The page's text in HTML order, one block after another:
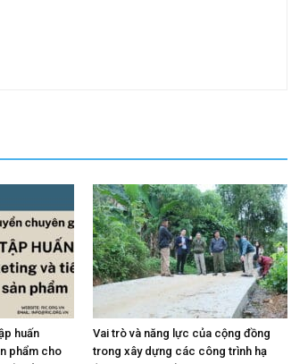
huấn
phẩm cho
Vai trò và năng lực của cộng đồng
trong xây dựng các công trình hạ